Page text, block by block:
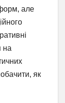
але
на
як